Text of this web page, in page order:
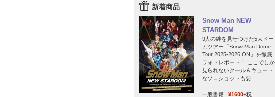
新着商品
Snow Man NEW
STARDOM
9人の絆を見せつけた5大ドー
ムツアー「Snow Man Dome
Tour 2025-2026 ON」を徹底
フォトレポート！ ここでしか
見られないクール＆キュート
なソロショットも要...
一般書籍 : ¥1600+税